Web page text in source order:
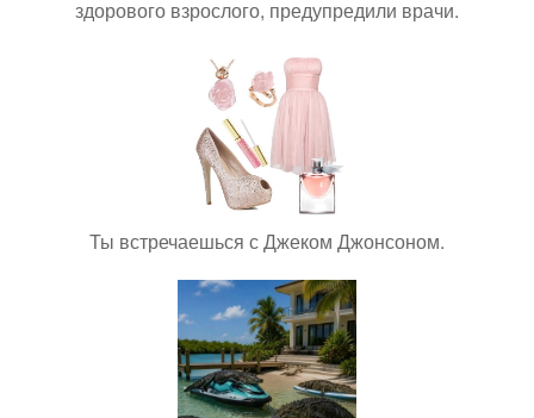
здорового взрослого, предупредили врачи.
Ты встречаешься с Джеком Джонсоном.